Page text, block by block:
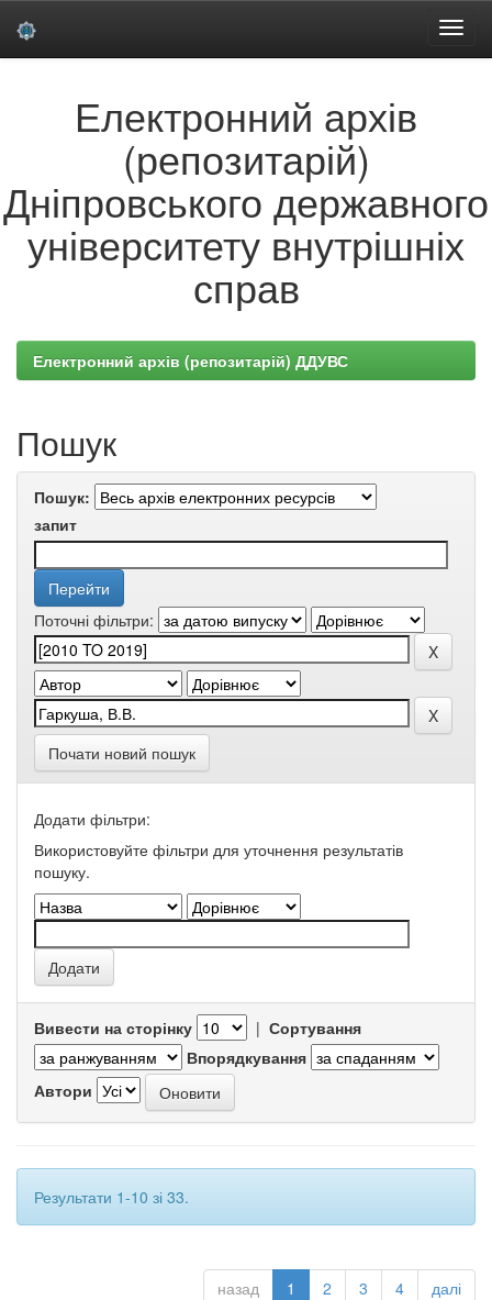
Електронний архів
(репозитарій)
Дніпровського державного
університету внутрішніх
справ
Електронний архів (репозитарій) ДДУВС
Пошук
Пошук:
запит
Поточні фільтри:
Почати новий пошук
Додати фільтри:
Використовуйте фільтри для уточнення результатів
пошуку.
Вивести на сторінку | Сортування
Впорядкування
Автори
Результати 1-10 зі 33.
назад 1 2 3 4 далі